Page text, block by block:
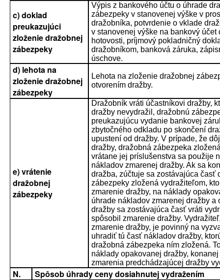
c) doklad
preukazujúci
zloženie dražobnej
zábezpeky
Výpis z bankového účtu o úhrade
zábezpeky v stanovenej výške v
dražobníka, potvrdenie o vklade
v stanovenej výške na bankový účet
hotovosti, príjmový pokladničný
dražobníkom, banková záruka,
úschove.
d) lehota na
zloženie dražobnej
zábezpeky
Lehota na zloženie dražobnej
otvorením dražby.
e) vrátenie
dražobnej
zábezpeky
Dražobník vráti účastníkovi dražby,
dražby nevydražil, dražobnú
preukazujúcu vydanie bankovej
zbytočného odkladu po skončení
upustení od dražby. V prípade, že
dražby, dražobná zábezpeka
vrátane jej príslušenstva sa použije
nákladov zmarenej dražby. Ak sa
dražba, zúčtuje sa zostávajúca časť
zábezpeky zložená vydražiteľom,
zmarenie dražby, na náklady
úhrade nákladov zmarenej dražby a
dražby sa zostávajúca časť vráti
spôsobil zmarenie dražby.
zmarenie dražby, je povinný na
uhradiť tú časť nákladov dražby,
dražobná zábezpeka ním zložená.
náklady opakovanej dražby,
zmarenia predchádzajúcej dražby
N. Spôsob úhrady ceny dosiahnutej vydražením